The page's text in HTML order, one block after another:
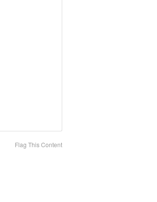
Flag This Content